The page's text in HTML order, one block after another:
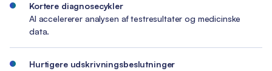
Kortere diagnosecykler
AI accelererer analysen af testresultater og medicinske
data.
Hurtigere udskrivningsbeslutninger